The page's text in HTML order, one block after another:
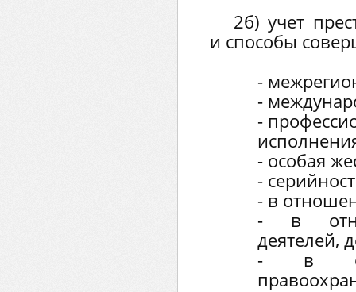
2б) учет
и способы
-
-
-
- особая
-
- в
- в
деятелей,
- в